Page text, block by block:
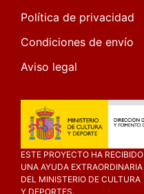
Política de privacidad
Condiciones de envío
Aviso legal
ESTE PROYECTO HA RECIBIDO
UNA AYUDA EXTRAORDINARIA
DEL MINISTERIO DE CULTURA
Y DEPORTES.